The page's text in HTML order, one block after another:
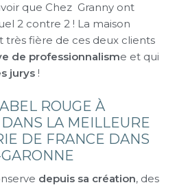
que Chez Granny ont
2 contre 2 ! La maison
très fière de ces deux clients
de professionnalisme et qui
jurys !
ROUGE À
DANS LA MEILLEURE
DE FRANCE DANS
depuis sa création, des